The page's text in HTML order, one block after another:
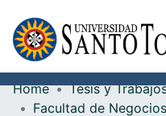
Communities &
Home
Tesis y